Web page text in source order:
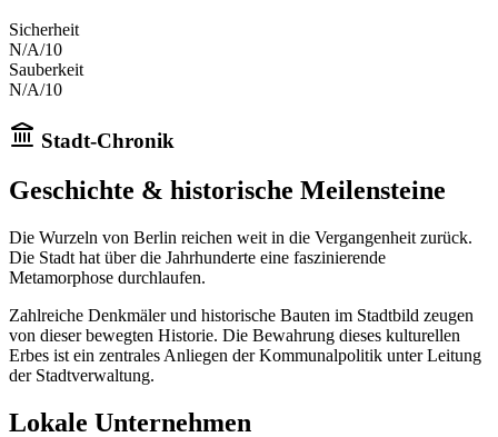
Sicherheit
N/A/10
Sauberkeit
N/A/10
Stadt-Chronik
Geschichte & historische Meilensteine
Die Wurzeln von Berlin reichen weit in die Vergangenheit zurück.
Die Stadt hat über die Jahrhunderte eine faszinierende
Metamorphose durchlaufen.
Zahlreiche Denkmäler und historische Bauten im Stadtbild zeugen
von dieser bewegten Historie. Die Bewahrung dieses kulturellen
Erbes ist ein zentrales Anliegen der Kommunalpolitik unter Leitung
der Stadtverwaltung.
Lokale Unternehmen